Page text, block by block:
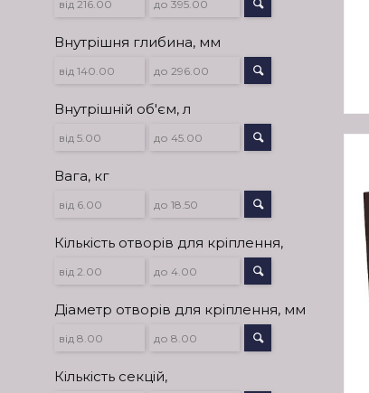
Внутрішня глибина, мм
Внутрішній об'єм, л
Вага, кг
Кількість отворів для кріплення,
Діаметр отворів для кріплення, мм
Кількість секцій,